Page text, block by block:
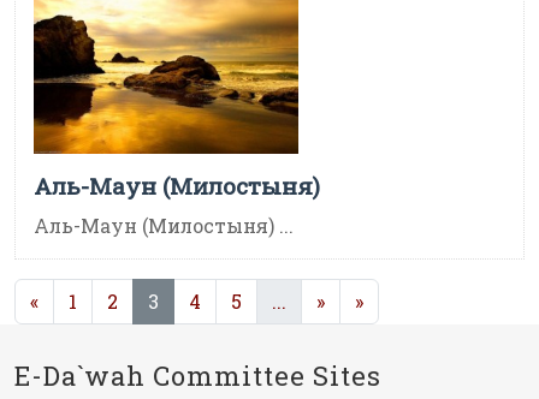
Аль-Маун (Милостыня)
Аль-Маун (Милостыня) ...
« 1 2 3 (current)
4 5 ... (current)
» »
E-Da`wah Committee Sites